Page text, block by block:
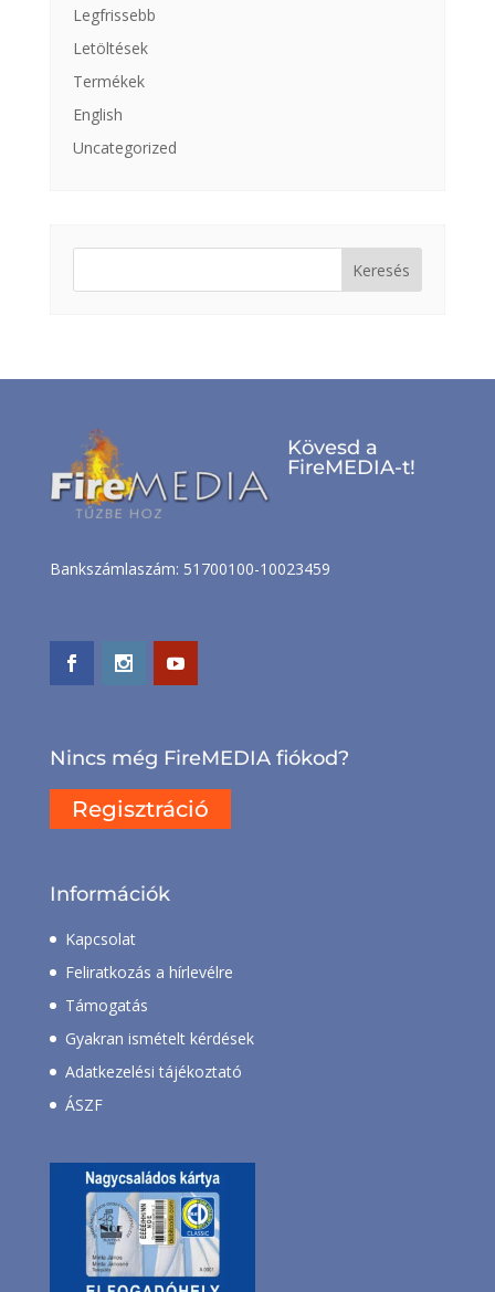
Legfrissebb
Letöltések
Termékek
English
Uncategorized
Keresés:
Bankszámlaszám: 51700100-10023459
Kövesd a
FireMEDIA-t!
Nincs még FireMEDIA fiókod?
Regisztráció
Információk
Kapcsolat
Feliratkozás a hírlevélre
Támogatás
Gyakran ismételt kérdések
Adatkezelési tájékoztató
ÁSZF